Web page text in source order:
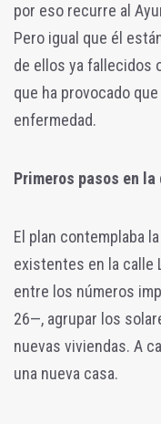
por eso recurre al
Pero igual que él
de ellos ya fallecidos
que ha provocado
enfermedad.
Primeros pasos en
El plan contemplaba
existentes en la calle
entre los números
26—, agrupar los
nuevas viviendas. A
una nueva casa.